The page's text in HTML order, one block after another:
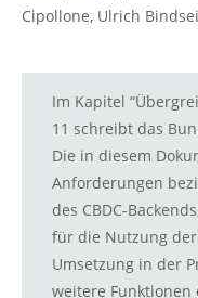
Cipollone, Ulrich
Im Kapitel
11 schreibt das
Die in diesem
Anforderungen
des CBDC-
für die Nutzung
Umsetzung in der
weitere